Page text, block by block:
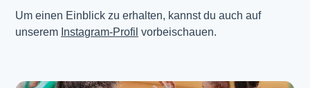
Um einen Einblick zu erhalten, kannst du auch auf
unserem Instagram-Profil vorbeischauen.